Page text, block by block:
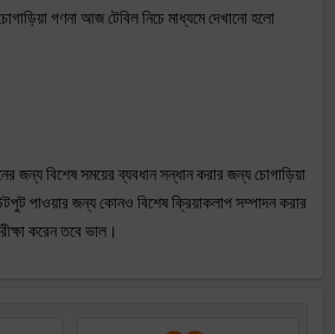
গণনা আজ টেবিল নিচে মাধ্যমে দেখানো হলো
জন্য বিশেষ সময়ের ব্যবধান সন্ধান করার জন্য চোগাড়িয়া
পাওয়ার জন্য কোনও বিশেষ ক্রিয়াকলাপ সম্পাদন করার
করেন তবে ভাল।